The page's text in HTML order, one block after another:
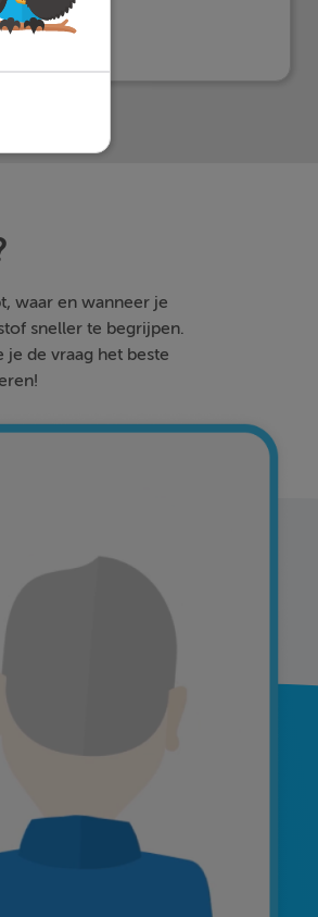
waar en wanneer je
sneller te begrijpen.
de vraag het beste